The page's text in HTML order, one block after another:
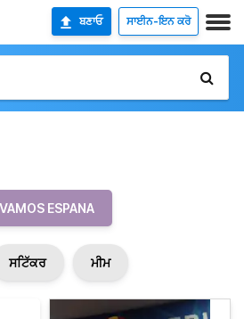
ਬਣਾਓ ਸਾਈਨ-ਇਨ ਕਰੋ
VAMOS ESPANA
ਸਟਿੱਕਰ ਮੀਮ